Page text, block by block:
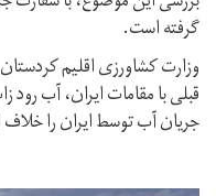
گرفتە است.
وزارت کشاورزی اقلیم
قبلی با مقامات ایران، آب
جریان آب توسط ایران را